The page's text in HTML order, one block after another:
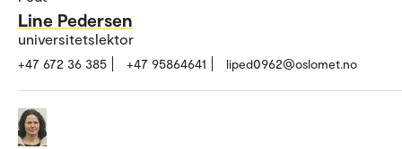
Line Pedersen
universitetslektor
+47 672 36 385 +47 95864641 liped0962@oslomet.no